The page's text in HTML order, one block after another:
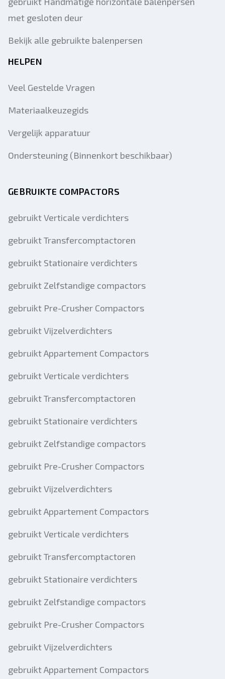
met gesloten deur
Bekijk alle gebruikte balenpersen
HELPEN
Veel Gestelde Vragen
Materiaalkeuzegids
Vergelijk apparatuur
Ondersteuning (Binnenkort beschikbaar)
GEBRUIKTE COMPACTORS
gebruikt Verticale verdichters
gebruikt Transfercomptactoren
gebruikt Stationaire verdichters
gebruikt Zelfstandige compactors
gebruikt Pre-Crusher Compactors
gebruikt Vijzelverdichters
gebruikt Appartement Compactors
gebruikt Verticale verdichters
gebruikt Transfercomptactoren
gebruikt Stationaire verdichters
gebruikt Zelfstandige compactors
gebruikt Pre-Crusher Compactors
gebruikt Vijzelverdichters
gebruikt Appartement Compactors
gebruikt Verticale verdichters
gebruikt Transfercomptactoren
gebruikt Stationaire verdichters
gebruikt Zelfstandige compactors
gebruikt Pre-Crusher Compactors
gebruikt Vijzelverdichters
gebruikt Appartement Compactors